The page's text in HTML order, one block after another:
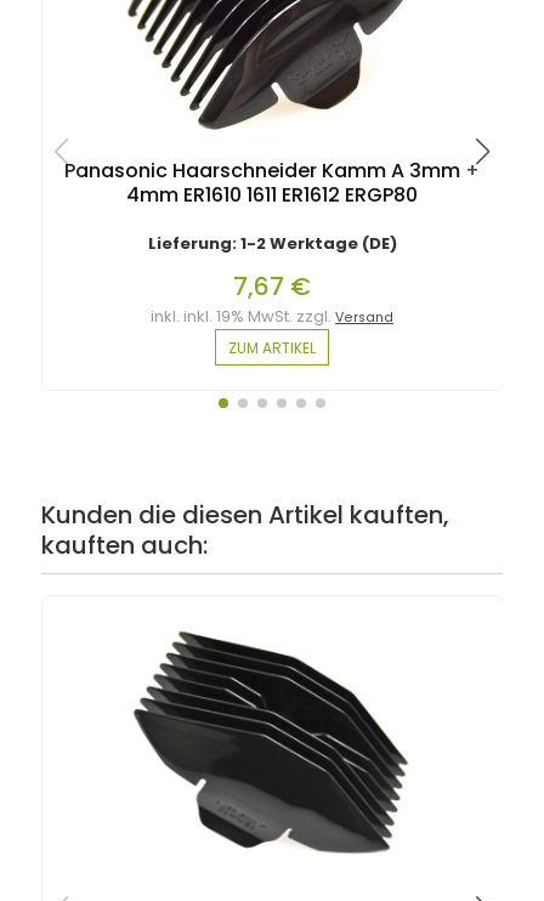
Panasonic Haarschneider Kamm A 3mm +
4mm ER1610 1611 ER1612 ERGP80
Lieferung: 1-2 Werktage (DE)
7,67 €
inkl. inkl. 19% MwSt. zzgl.Versand
ZUM ARTIKEL
Kunden die diesen Artikel kauften,
kauften auch: